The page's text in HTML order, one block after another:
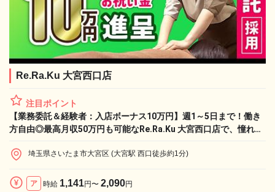
Re.Ra.Ku 大宮西口店
注目ポイント
【業務委託＆経験者：入店ボーナス10万円】週1～5日まで！働き
方自由◎最高月収50万円も可能なRe.Ra.Ku 大宮西口店で、憧れの
埼玉県さいたま市大宮区 (大宮駅 西口徒歩約1分)
ア 時給 1,141円〜 2,090円